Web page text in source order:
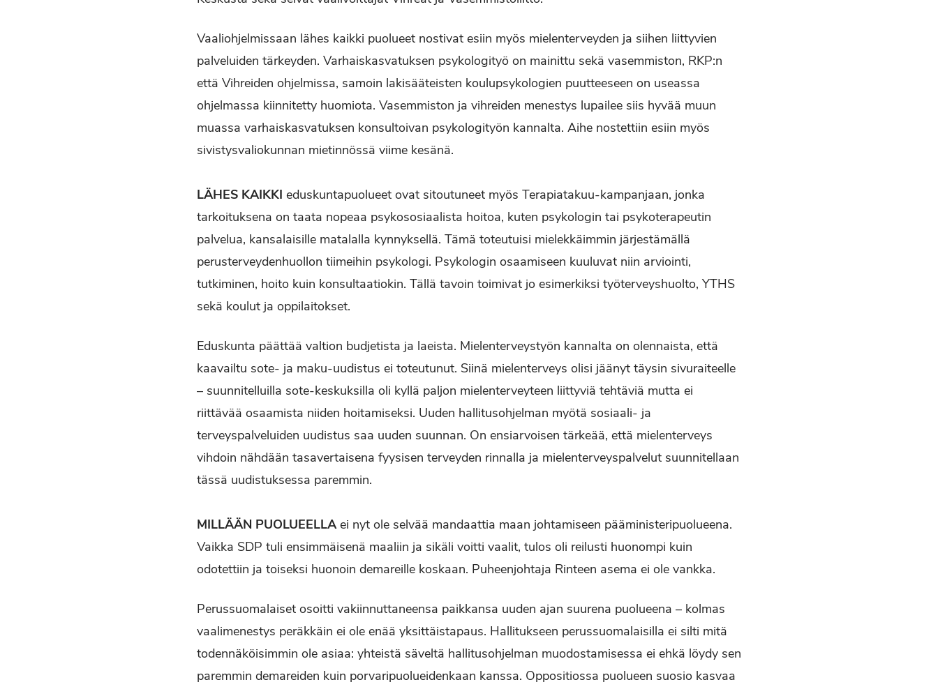
Vaaliohjelmissaan lähes kaikki puolueet nostivat esiin myös mielenterveyden ja siihen liittyvien
palveluiden tärkeyden. Varhaiskasvatuksen psykologityö on mainittu sekä vasemmiston, RKP:n
että Vihreiden ohjelmissa, samoin lakisääteisten koulupsykologien puutteeseen on useassa
ohjelmassa kiinnitetty huomiota. Vasemmiston ja vihreiden menestys lupailee siis hyvää muun
muassa varhaiskasvatuksen konsultoivan psykologityön kannalta. Aihe nostettiin esiin myös
sivistysvaliokunnan mietinnössä viime kesänä.
LÄHES KAIKKI eduskuntapuolueet ovat sitoutuneet myös Terapiatakuu-kampanjaan, jonka
tarkoituksena on taata nopeaa psykososiaalista hoitoa, kuten psykologin tai psykoterapeutin
palvelua, kansalaisille matalalla kynnyksellä. Tämä toteutuisi mielekkäimmin järjestämällä
perusterveydenhuollon tiimeihin psykologi. Psykologin osaamiseen kuuluvat niin arviointi,
tutkiminen, hoito kuin konsultaatiokin. Tällä tavoin toimivat jo esimerkiksi työterveyshuolto, YTHS
sekä koulut ja oppilaitokset.
Eduskunta päättää valtion budjetista ja laeista. Mielenterveystyön kannalta on olennaista, että
kaavailtu sote- ja maku-uudistus ei toteutunut. Siinä mielenterveys olisi jäänyt täysin sivuraiteelle
– suunnitelluilla sote-keskuksilla oli kyllä paljon mielenterveyteen liittyviä tehtäviä mutta ei
riittävää osaamista niiden hoitamiseksi. Uuden hallitusohjelman myötä sosiaali- ja
terveyspalveluiden uudistus saa uuden suunnan. On ensiarvoisen tärkeää, että mielenterveys
vihdoin nähdään tasavertaisena fyysisen terveyden rinnalla ja mielenterveyspalvelut suunnitellaan
tässä uudistuksessa paremmin.
MILLÄÄN PUOLUEELLAei nyt ole selvää mandaattia maan johtamiseen pääministeripuolueena.
Vaikka SDP tuli ensimmäisenä maaliin ja sikäli voitti vaalit, tulos oli reilusti huonompi kuin
odotettiin ja toiseksi huonoin demareille koskaan. Puheenjohtaja Rinteen asema ei ole vankka.
Perussuomalaiset osoitti vakiinnuttaneensa paikkansa uuden ajan suurena puolueena – kolmas
vaalimenestys peräkkäin ei ole enää yksittäistapaus. Hallitukseen perussuomalaisilla ei silti mitä
todennäköisimmin ole asiaa: yhteistä säveltä hallitusohjelman muodostamisessa ei ehkä löydy sen
paremmin demareiden kuin porvaripuolueidenkaan kanssa. Oppositiossa puolueen suosio kasvaa